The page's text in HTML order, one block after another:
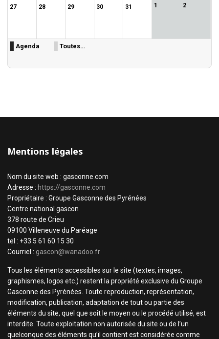
27 28 29 30 31 1 2
Agenda Toutes…
Mentions légales
Nom du site web : gasconne.com
Adresse : https://gasconne.com
Propriétaire : Groupe Gasconne des Pyrénées
Centre national gascon
378 route de Crieu
09100 Villeneuve du Paréage
tel : +33 5 61 60 15 30
Courriel : gascon@wanadoo.fr
Tous les éléments accessibles sur le site (textes, images,
graphismes, logos etc.) restent la propriété exclusive du Groupe
Gasconne des Pyrénées. Toute reproduction, représentation,
modification, publication, adaptation de tout ou partie des
éléments du site, quel que soit le moyen ou le procédé utilisé, est
interdite. Toute exploitation non autorisée du site ou de l’un
quelconque des éléments qu’il contient est considérée comme